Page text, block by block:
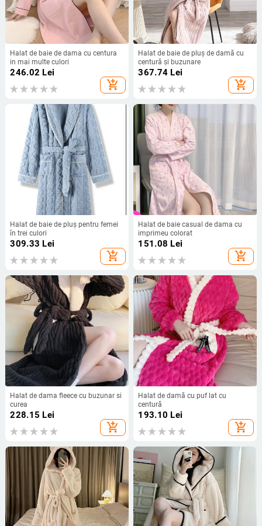
Halat de baie de dama cu centura
in mai multe culori
246.02 Lei
add_shopping_cart
Halat de baie de pluș de damă cu
centură și buzunare
367.74 Lei
add_shopping_cart
Halat de baie de pluș pentru femei
în trei culori
309.33 Lei
add_shopping_cart
Halat de baie casual de dama cu
imprimeu colorat
151.08 Lei
add_shopping_cart
Halat de dama fleece cu buzunar si
curea
228.15 Lei
add_shopping_cart
Halat de damă cu puf lat cu
centură
193.10 Lei
add_shopping_cart